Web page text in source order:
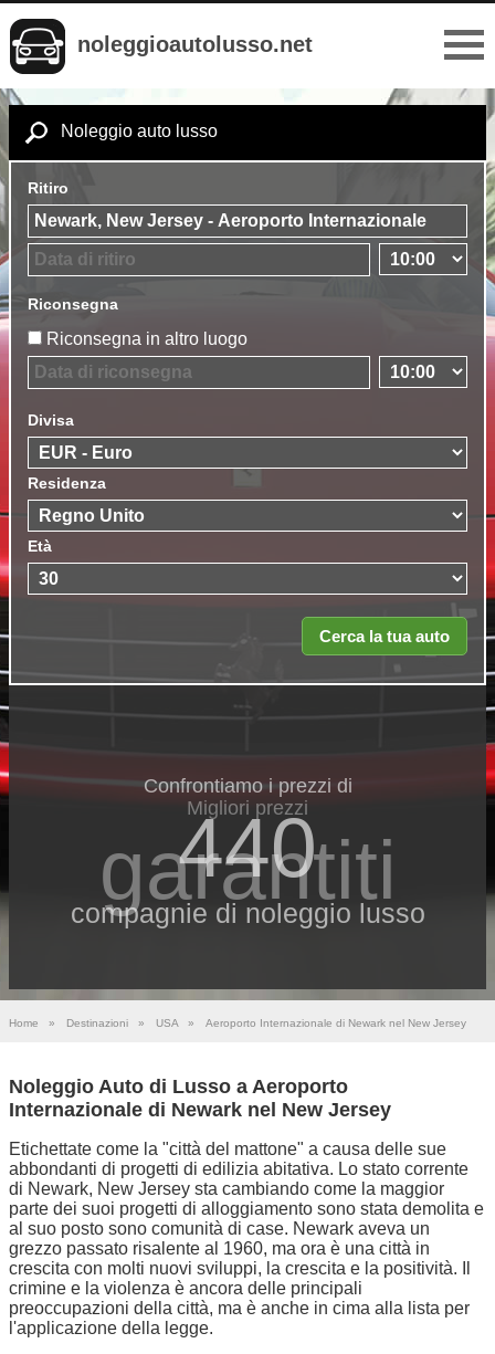
noleggioautolusso.net
Noleggio auto lusso
Ritiro
Riconsegna
Riconsegna in altro luogo
Divisa
Residenza
Età
Confrontiamo i prezzi di
440
compagnie di noleggio lusso
Migliori prezzi
garantiti
Home » Destinazioni » USA » Aeroporto Internazionale di Newark nel New Jersey
Noleggio Auto di Lusso a Aeroporto
Internazionale di Newark nel New Jersey
Etichettate come la "città del mattone" a causa delle sue
abbondanti di progetti di edilizia abitativa. Lo stato corrente
di Newark, New Jersey sta cambiando come la maggior
parte dei suoi progetti di alloggiamento sono stata demolita e
al suo posto sono comunità di case. Newark aveva un
grezzo passato risalente al 1960, ma ora è una città in
crescita con molti nuovi sviluppi, la crescita e la positività. Il
crimine e la violenza è ancora delle principali
preoccupazioni della città, ma è anche in cima alla lista per
l'applicazione della legge.